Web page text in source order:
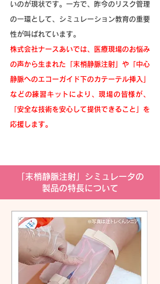
いのが現状です。一方で、昨今のリスク管理
の一環として、シミュレーション教育の重要
性が叫ばれています。
株式会社ナースあいでは、医療現場のお悩み
の声から生まれた「末梢静脈注射」や「中心
静脈へのエコーガイド下のカテーテル挿入」
などの練習キットにより、現場の皆様が、
「安全な技術を安心して提供できること」を
応援します。
「末梢静脈注射」シミュレータの
製品の特長について